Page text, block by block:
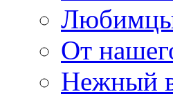
От
Нежный